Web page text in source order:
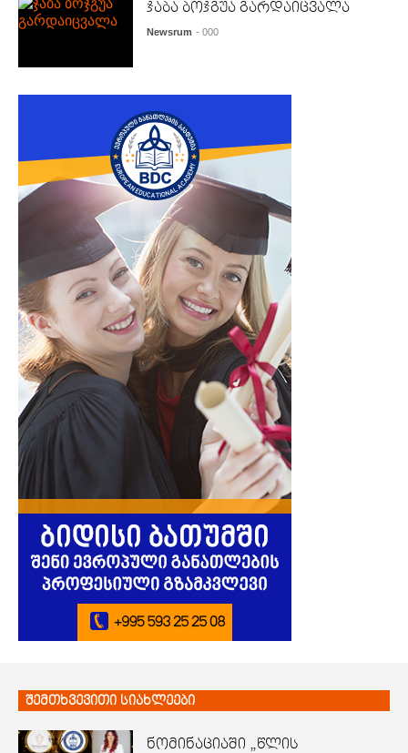
ჯაბა ბოჯგუა გარდაიცვალა
Newsrum - 000
შემთხვევითი სიახლეები
ნომინაციაში „წლის